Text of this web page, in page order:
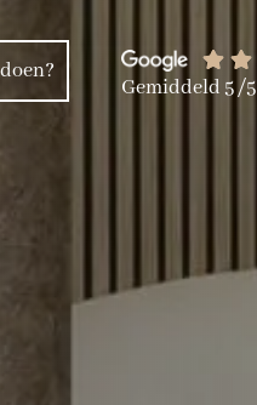
Gemiddeld 5 /5